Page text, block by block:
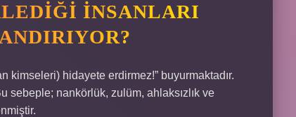
INSANLARI
kimseleri) hidayete erdirmez!” buyurmaktadır.
sebeple; nankörlük, zulüm, ahlaksızlık ve